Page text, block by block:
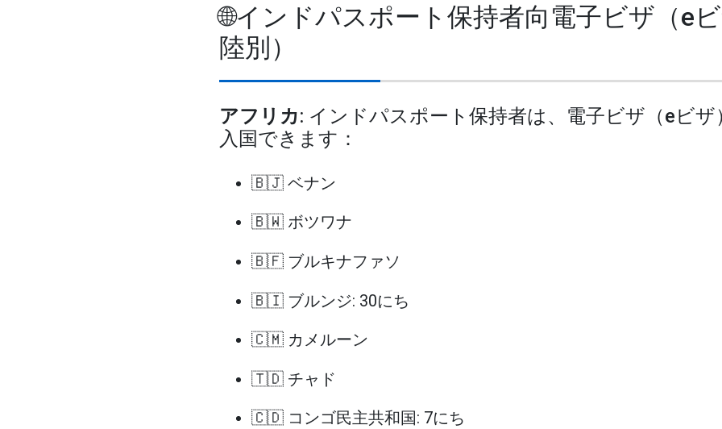
🌐インドパスポート保持者向電子ビザ（e
陸別）
アフリカ: インドパスポート保持者は、電子ビザ（eビザ
入国できます：
🇧🇯 ベナン
🇧🇼 ボツワナ
🇧🇫 ブルキナファソ
🇧🇮 ブルンジ: 30にち
🇨🇲 カメルーン
🇹🇩 チャド
🇨🇩 コンゴ民主共和国: 7にち